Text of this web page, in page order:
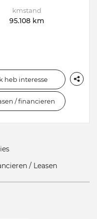
kmstand
95.108 km
heb interesse
/ financieren
/ Leasen